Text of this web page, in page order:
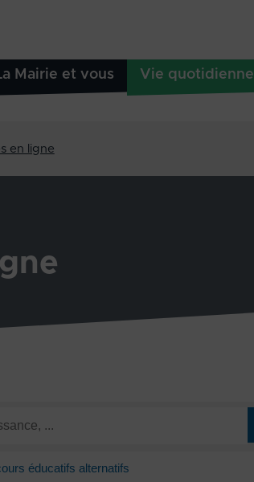
Mairie et vous Vie quotidienne
en ligne
éducatifs alternatifs